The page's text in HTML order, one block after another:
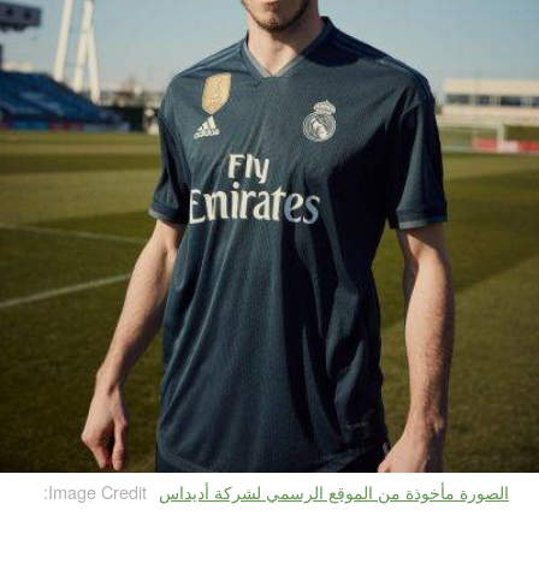
Image Credit: الصورة مأخوذة من الموقع الرسمي لشركة أديداس